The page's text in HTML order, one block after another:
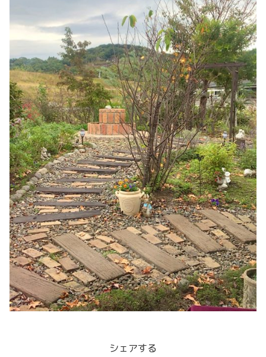
シェアする